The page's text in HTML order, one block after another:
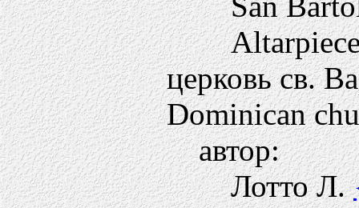
церковь св.
Dominican
автор:
Лотто Л.